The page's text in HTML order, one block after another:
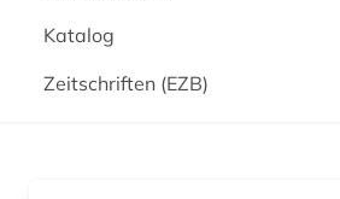
Katalog
Zeitschriften (EZB)